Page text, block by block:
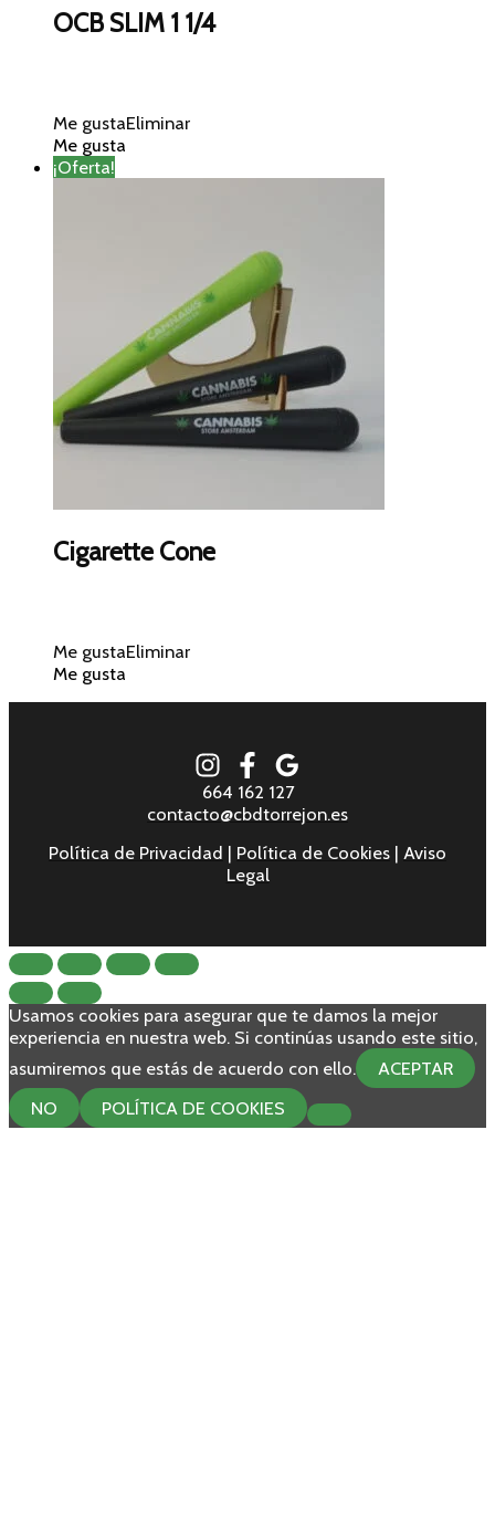
OCB SLIM 1 1/4
Me gustaEliminar
Me gusta
¡Oferta!
Cigarette Cone
Me gustaEliminar
Me gusta
664 162 127
contacto@cbdtorrejon.es
Política de Privacidad | Política de Cookies | Aviso
Legal
Usamos cookies para asegurar que te damos la mejor
experiencia en nuestra web. Si continúas usando este sitio,
asumiremos que estás de acuerdo con ello.
ACEPTAR
NO
POLÍTICA DE COOKIES